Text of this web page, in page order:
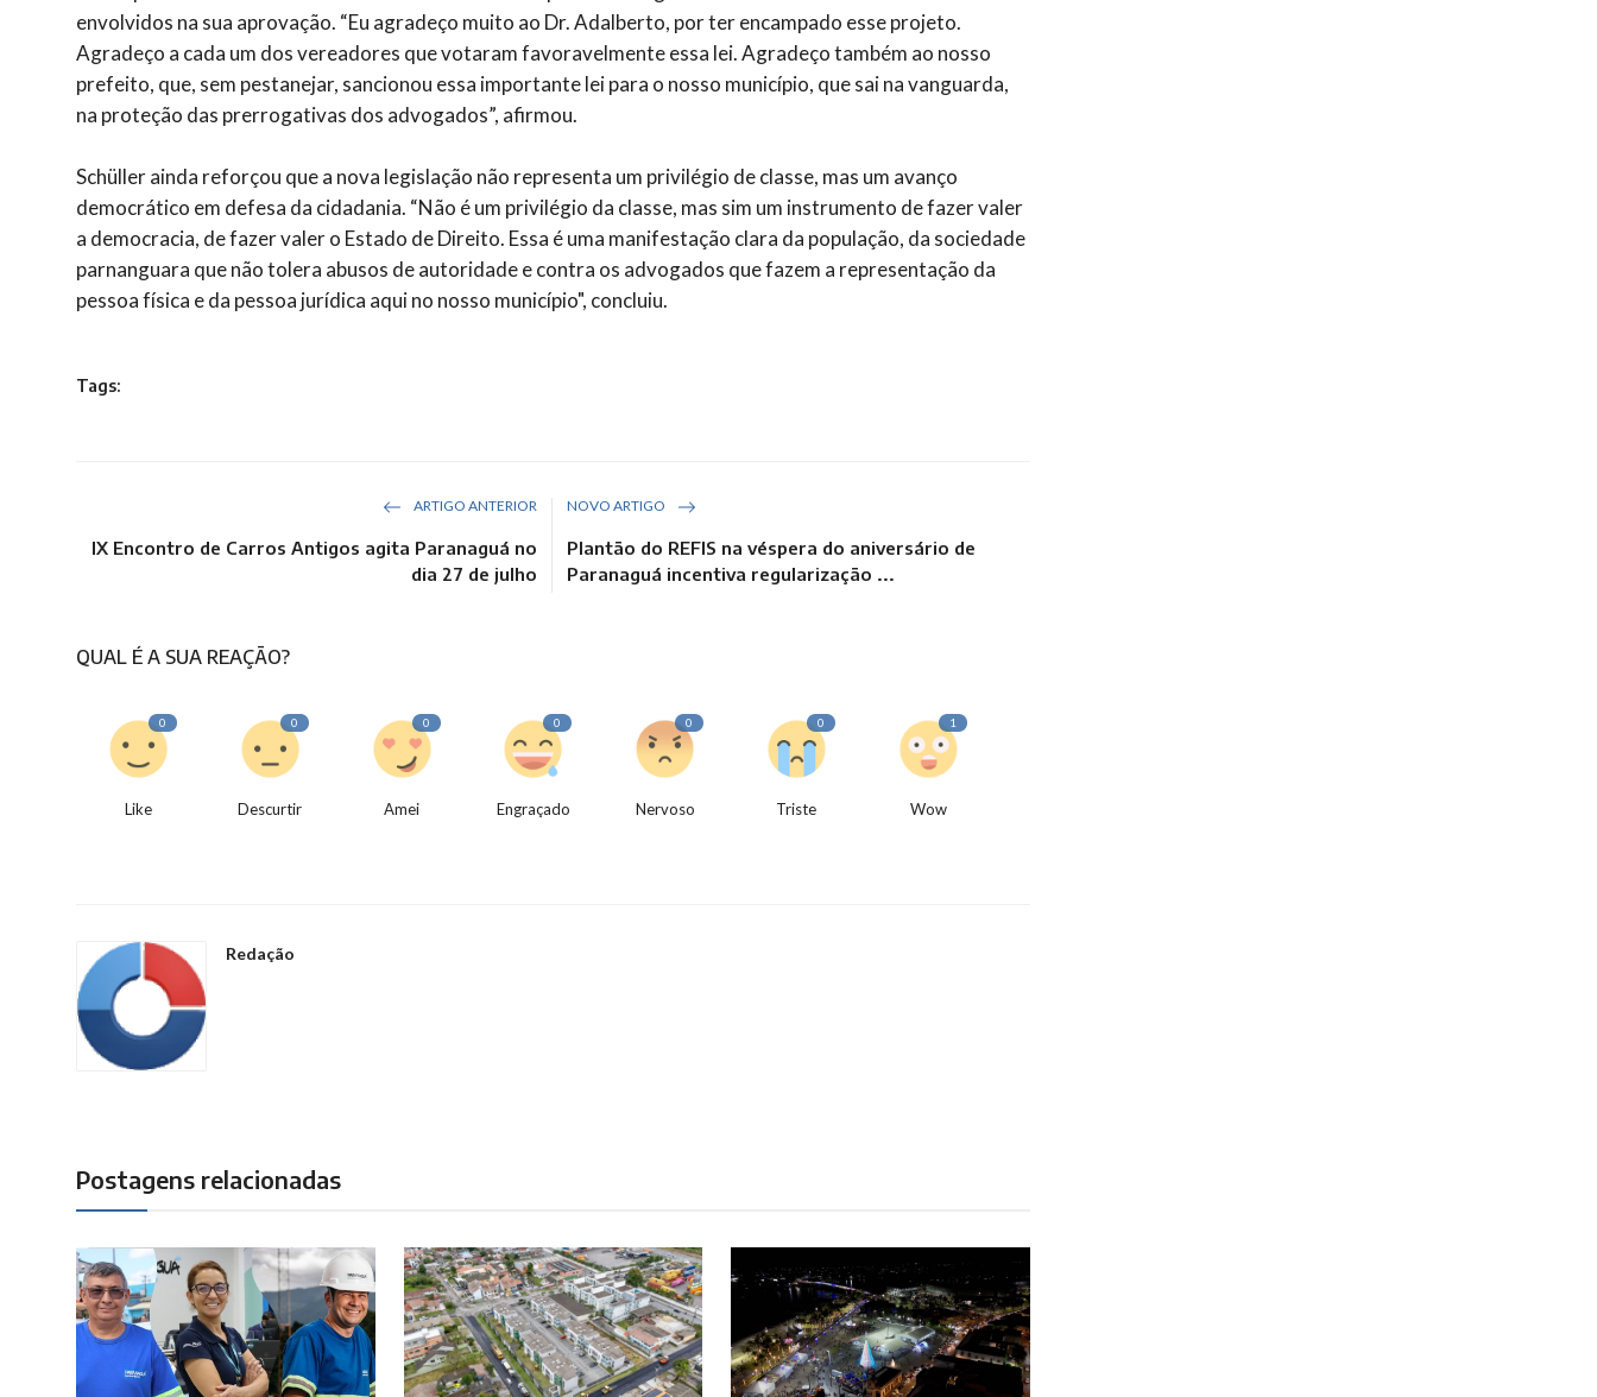
envolvidos na sua aprovação. “Eu agradeço muito ao Dr. Adalberto, por ter encampado esse projeto.
Agradeço a cada um dos vereadores que votaram favoravelmente essa lei. Agradeço também ao nosso
prefeito, que, sem pestanejar, sancionou essa importante lei para o nosso município, que sai na vanguarda,
na proteção das prerrogativas dos advogados”, afirmou.
Schüller ainda reforçou que a nova legislação não representa um privilégio de classe, mas um avanço
democrático em defesa da cidadania. “Não é um privilégio da classe, mas sim um instrumento de fazer valer
a democracia, de fazer valer o Estado de Direito. Essa é uma manifestação clara da população, da sociedade
parnanguara que não tolera abusos de autoridade e contra os advogados que fazem a representação da
pessoa física e da pessoa jurídica aqui no nosso município", concluiu.
Tags:
ARTIGO ANTERIOR
IX Encontro de Carros Antigos agita Paranaguá no
dia 27 de julho
NOVO ARTIGO
Plantão do REFIS na véspera do aniversário de
Paranaguá incentiva regularização ...
QUAL É A SUA REAÇÃO?
0
Like
0
Descurtir
0
Amei
0
Engraçado
0
Nervoso
0
Triste
1
Wow
Redação
Postagens relacionadas